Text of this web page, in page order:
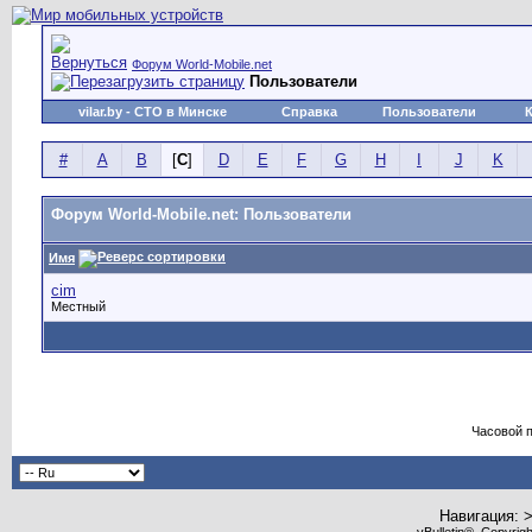
Форум World-Mobile.net
Пользователи
vilar.by - СТО в Минске Справка Пользователи
# A B [C] D E F G H J K
Форум World-Mobile.net: Пользователи
Имя
cim
Местный
Часовой
Навигация: